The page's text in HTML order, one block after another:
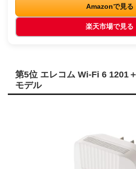
Amazonで見る
楽天市場で見る
第5位 エレコム Wi-Fi 6 1201
モデル